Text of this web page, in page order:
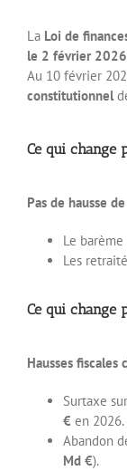
La Loi de
le 2 février 2026
Au 10 février
constitutionnel
Ce qui change
Pas de hausse
Le barème
Les
Ce qui change
Hausses fiscales
Surtaxe
€ en 2026.
Abandon
Md €).